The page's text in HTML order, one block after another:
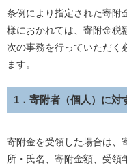
条例により指定された寄附
様におかれては、寄附金税
次の事務を行っていただく
ます。
1．寄附者（個人）に対
寄附金を受領した場合は、
所・氏名、寄附金額、受領